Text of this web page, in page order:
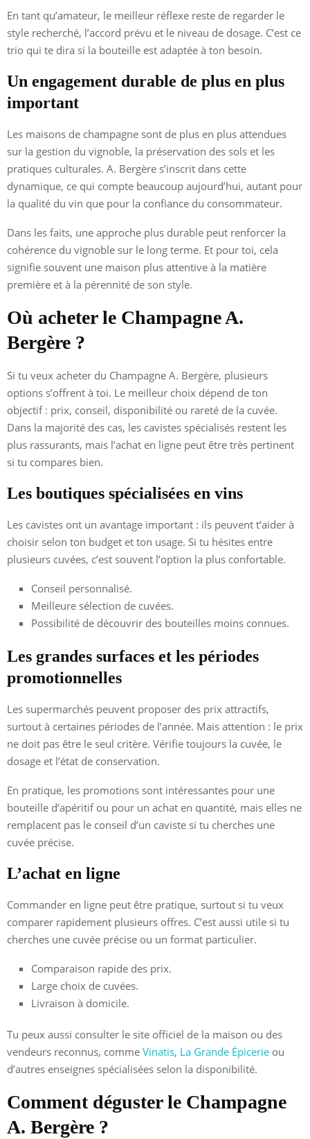
En tant qu’amateur, le meilleur réflexe reste de regarder le
style recherché, l’accord prévu et le niveau de dosage. C’est ce
trio qui te dira si la bouteille est adaptée à ton besoin.
Un engagement durable de plus en plus
important
Les maisons de champagne sont de plus en plus attendues
sur la gestion du vignoble, la préservation des sols et les
pratiques culturales. A. Bergère s’inscrit dans cette
dynamique, ce qui compte beaucoup aujourd’hui, autant pour
la qualité du vin que pour la confiance du consommateur.
Dans les faits, une approche plus durable peut renforcer la
cohérence du vignoble sur le long terme. Et pour toi, cela
signifie souvent une maison plus attentive à la matière
première et à la pérennité de son style.
Où acheter le Champagne A.
Bergère ?
Si tu veux acheter du Champagne A. Bergère, plusieurs
options s’offrent à toi. Le meilleur choix dépend de ton
objectif : prix, conseil, disponibilité ou rareté de la cuvée.
Dans la majorité des cas, les cavistes spécialisés restent les
plus rassurants, mais l’achat en ligne peut être très pertinent
si tu compares bien.
Les boutiques spécialisées en vins
Les cavistes ont un avantage important : ils peuvent t’aider à
choisir selon ton budget et ton usage. Si tu hésites entre
plusieurs cuvées, c’est souvent l’option la plus confortable.
Conseil personnalisé.
Meilleure sélection de cuvées.
Possibilité de découvrir des bouteilles moins connues.
Les grandes surfaces et les périodes
promotionnelles
Les supermarchés peuvent proposer des prix attractifs,
surtout à certaines périodes de l’année. Mais attention : le prix
ne doit pas être le seul critère. Vérifie toujours la cuvée, le
dosage et l’état de conservation.
En pratique, les promotions sont intéressantes pour une
bouteille d’apéritif ou pour un achat en quantité, mais elles ne
remplacent pas le conseil d’un caviste si tu cherches une
cuvée précise.
L’achat en ligne
Commander en ligne peut être pratique, surtout si tu veux
comparer rapidement plusieurs offres. C’est aussi utile si tu
cherches une cuvée précise ou un format particulier.
Comparaison rapide des prix.
Large choix de cuvées.
Livraison à domicile.
Tu peux aussi consulter le site officiel de la maison ou des
vendeurs reconnus, comme Vinatis, La Grande Épicerie ou
d’autres enseignes spécialisées selon la disponibilité.
Comment déguster le Champagne
A. Bergère ?